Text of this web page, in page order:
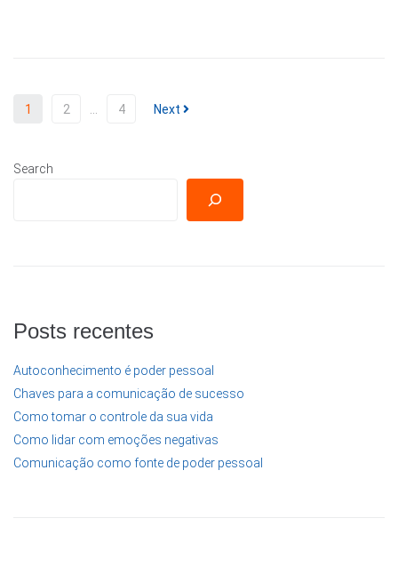
1 2 … 4 Next
Search
Posts recentes
Autoconhecimento é poder pessoal
Chaves para a comunicação de sucesso
Como tomar o controle da sua vida
Como lidar com emoções negativas
Comunicação como fonte de poder pessoal